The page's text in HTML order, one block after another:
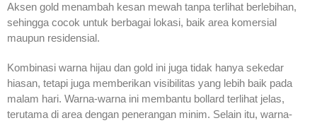
Aksen gold menambah kesan mewah tanpa terlihat berlebihan,
sehingga cocok untuk berbagai lokasi, baik area komersial
maupun residensial.
Kombinasi warna hijau dan gold ini juga tidak hanya sekedar
hiasan, tetapi juga memberikan visibilitas yang lebih baik pada
malam hari. Warna-warna ini membantu bollard terlihat jelas,
terutama di area dengan penerangan minim. Selain itu, warna-